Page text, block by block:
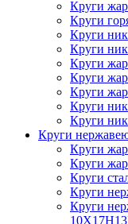
Круги
Круги
Круги
Круги
Круги
Круги
Круги
Круги
Круги
Круги
Круги
Круги
Круги
Круги
Круги